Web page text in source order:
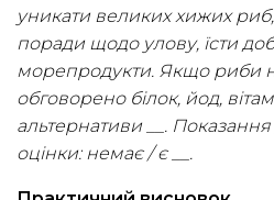
уникати великих хижих
поради щодо улову, їсти
морепродукти. Якщо риби
обговорено білок, йод,
альтернативи __. Показання
оцінки: немає / є __.